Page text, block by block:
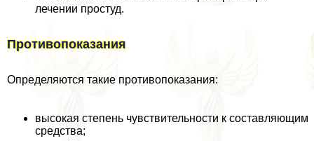
лечении простуд.
Противопоказания
Определяются такие противопоказания:
высокая степень чувствительности к составляющим
средства;